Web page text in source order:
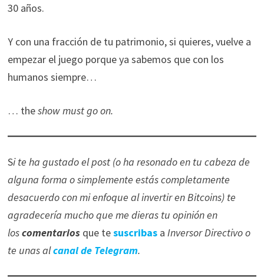
30 años.
Y con una fracción de tu patrimonio, si quieres, vuelve a
empezar el juego porque ya sabemos que con los
humanos siempre…
… theshow must go on.
Si te ha gustado el post (o ha resonado en tu cabeza de
alguna forma o simplemente estás completamente
desacuerdo con mi enfoque al invertir en Bitcoins) te
agradecería mucho que me dieras tu opinión en
loscomentariosque tesuscribasa Inversor Directivo o
te unas alcanal de Telegram.